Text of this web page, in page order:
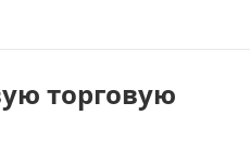
торговую